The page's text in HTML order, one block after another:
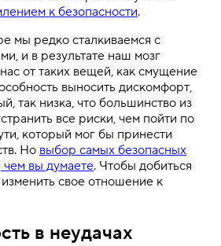
к безопасности.
мы редко сталкиваемся с
и в результате наш мозг
от таких вещей, как смущение
выносить дискомфорт,
так низка, что большинство из
все риски, чем пойти по
который мог бы принести
Но выбор самых безопасных
чем вы думаете. Чтобы добиться
свое отношение к
в неудачах